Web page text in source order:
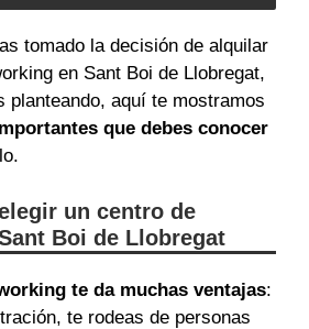
tomado la decisión de alquilar
en Sant Boi de Llobregat,
planteando, aquí te mostramos
que debes conocer
un centro de
Boi de Llobregat
te da muchas ventajas:
te rodeas de personas